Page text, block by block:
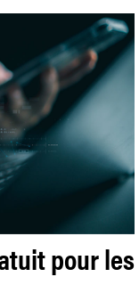
pour les